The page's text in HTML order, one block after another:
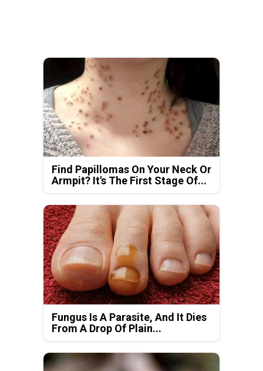
Find Papillomas On Your Neck Or
Armpit? It's The First Stage Of...
Fungus Is A Parasite, And It Dies
From A Drop Of Plain...